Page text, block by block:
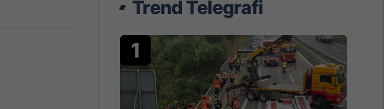
Trend Telegrafi